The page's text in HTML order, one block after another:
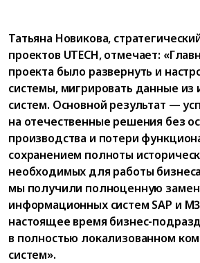
Татьяна Новикова,
проектов UTECH, отмечает:
проекта было развернуть и
системы, мигрировать данные из
систем. Основной результат —
на отечественные решения без
производства и потери
сохранением полноты
необходимых для работы
мы получили полноценную
информационных систем SAP и
настоящее время бизнес-
в полностью локализованном
систем».